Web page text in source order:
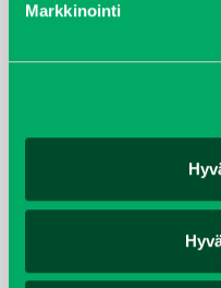
Markkinointi
huhtikuu 2019
helmikuu 2019